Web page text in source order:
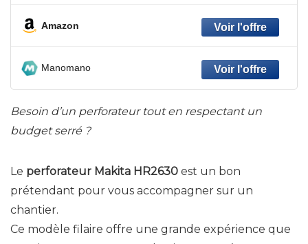
Amazon
Manomano
Besoin d’un perforateur tout en respectant un
budget serré ?
Le perforateur Makita HR2630 est un bon
prétendant pour vous accompagner sur un
chantier.
Ce modèle filaire offre une grande expérience que